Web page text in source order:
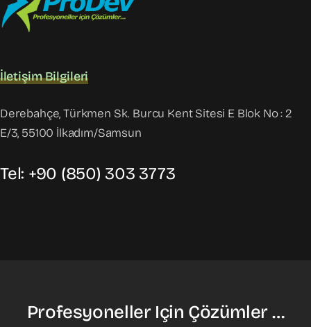
İletişim Bilgileri
Derebahçe, Türkmen Sk. Burcu Kent Sitesi E Blok No : 2
E/3, 55100 İlkadım/Samsun
Tel: +90 (850) 303 3773
Profesyoneller Için Çözümler …